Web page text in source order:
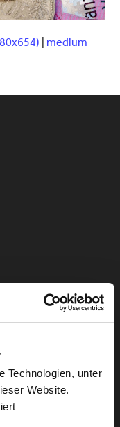
Technologien, unter
Website.
medium